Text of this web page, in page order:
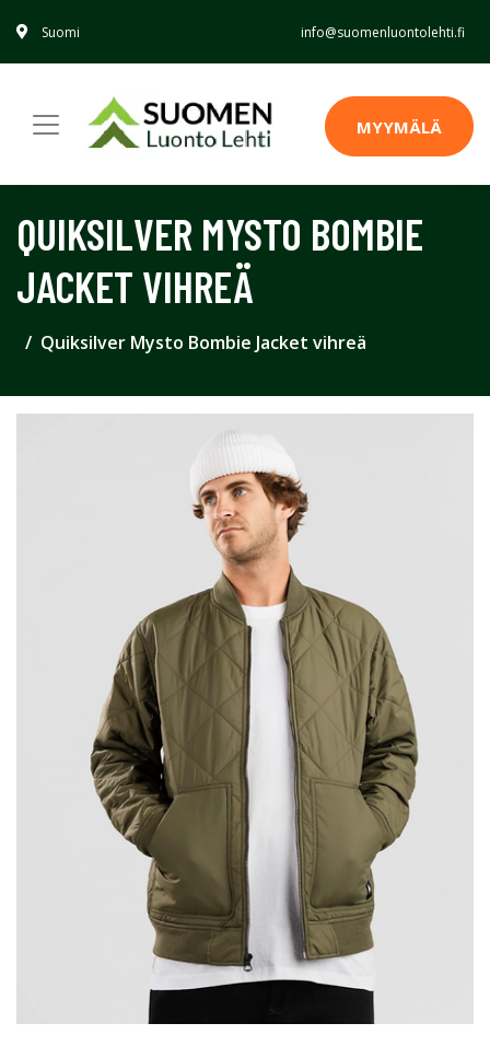
Suomi info@suomenluontolehti.fi
MYYMÄLÄ
QUIKSILVER MYSTO BOMBIE
JACKET VIHREÄ
Quiksilver Mysto Bombie Jacket vihreä